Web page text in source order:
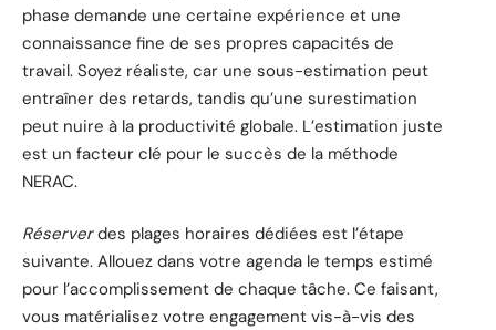
phase demande une certaine expérience et une
connaissance fine de ses propres capacités de
travail. Soyez réaliste, car une sous-estimation peut
entraîner des retards, tandis qu’une surestimation
peut nuire à la productivité globale. L’estimation juste
est un facteur clé pour le succès de la méthode
NERAC.
Réserverdes plages horaires dédiées est l’étape
suivante. Allouez dans votre agenda le temps estimé
pour l’accomplissement de chaque tâche. Ce faisant,
vous matérialisez votre engagement vis-à-vis des